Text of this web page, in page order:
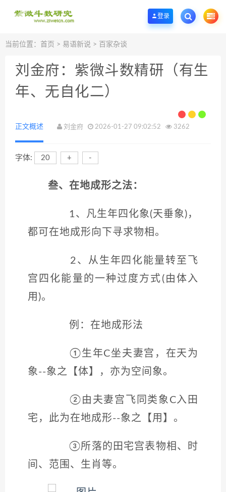
欢迎您光临紫微斗数学堂，一个优质的紫微斗数研究学习基地。
登录
当前位置： 首页 > 易语新说 > 百家杂谈
刘金府：紫微斗数精研（有生
年、无自化二）
正文概述 刘金府 2026-01-27 09:02:52 3262
字体: 20 + -
叁、在地成形之法：
1、凡生年四化象(天垂象)，
都可在地成形向下寻求物相。
2、从生年四化能量转至飞
宫四化能量的一种过度方式(由体入
用)。
例：在地成形法
①生年C坐夫妻宫，在天为
象--象之【体】，亦为空间象。
②由夫妻宫飞同类象C入田
宅，此为在地成形--象之【用】。
③所落的田宅宫表物相、时
间、范围、生肖等。